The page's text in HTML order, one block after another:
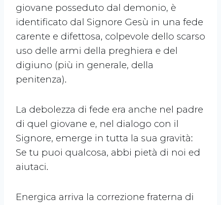
giovane posseduto dal demonio, è
identificato dal Signore Gesù in una fede
carente e difettosa, colpevole dello scarso
uso delle armi della preghiera e del
digiuno (più in generale, della
penitenza).
La debolezza di fede era anche nel padre
di quel giovane e, nel dialogo con il
Signore, emerge in tutta la sua gravità:
Se tu puoi qualcosa, abbi pietà di noi ed
aiutaci.
Energica arriva la correzione fraterna di